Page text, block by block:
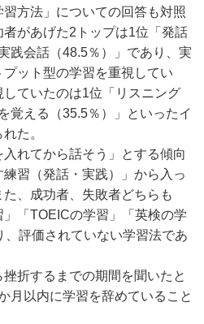
方法」についての回答も対照
があげた2トップは1位「発話
践会話（48.5％）」であり、実
ット型の学習を重視してい
ていたのは1位「リスニング
覚える（35.5％）」といったイ
た。
れてから話そう」とする傾向
習（発話・実践）」から入っ
、成功者、失敗者どちらも
」「TOEICの学習」「英検の学
評価されていない学習法であ
折するまでの期間を聞いたと
月以内に学習を辞めていること